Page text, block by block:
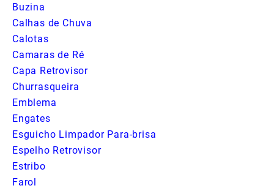
Buzina
Calhas de Chuva
Calotas
Camaras de Ré
Capa Retrovisor
Churrasqueira
Emblema
Engates
Esguicho Limpador Para-brisa
Espelho Retrovisor
Estribo
Farol